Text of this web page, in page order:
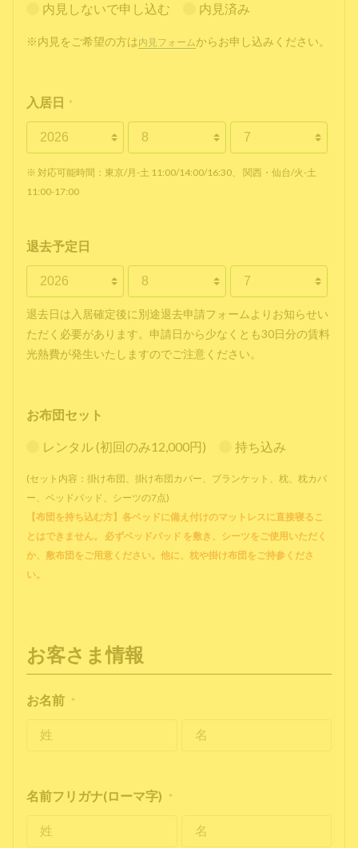
内見しないで申し込む 内見済み
※内見をご希望の方は 内見フォームからお申し込みください。
入居日 *
※ 対応可能時間：東京/月-土 11:00/14:00/16:30、 関西・仙台/火-土
11:00-17:00
退去予定日
退去日は入居確定後に別途退去申請フォームよりお知らせい
ただく必要があります。申請日から少なくとも30日分の賃料
光熱費が発生いたしますのでご注意ください。
お布団セット
レンタル (初回のみ12,000円) 持ち込み
(セット内容：掛け布団、掛け布団カバー、ブランケット、枕、枕カバ
ー、ベッドパッド、シーツの7点)
【布団を持ち込む方】各ベッドに備え付けのマットレスに直接寝るこ
とはできません。 必ずベッドパッド を敷き、シーツをご使用いただく
か、敷布団をご用意ください。他に、枕や掛け布団をご持参くださ
い。
お客さま情報
お名前 *
名前フリガナ(ローマ字) *